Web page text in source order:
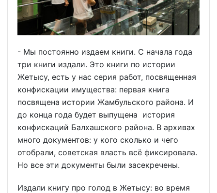
- Мы постоянно издаем книги. С начала года
три книги издали. Это книги по истории
Жетысу, есть у нас серия работ, посвященная
конфискации имущества: первая книга
посвящена истории Жамбульского района. И
до конца года будет выпущена история
конфискаций Балхашского района. В архивах
много документов: у кого сколько и чего
отобрали, советская власть всё фиксировала.
Но все эти документы были засекречены.
Издали книгу про голод в Жетысу: во время